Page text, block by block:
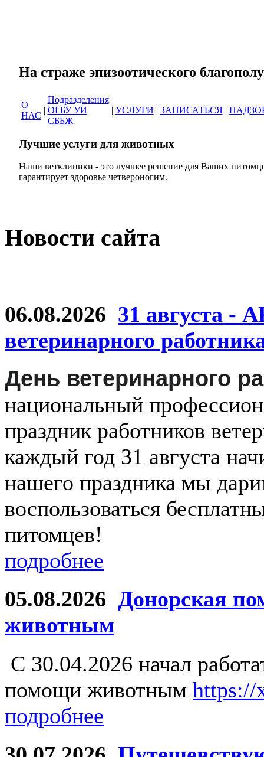
На страже
О
НАС
|
Подразделения
ОГБУ УИ
СББЖ
| УСЛУГИ | ЗАПИСАТЬСЯ |
Лучшие услуги для животных
Наши ветклиники - это лучшее решение для Ваших
гарантирует здоровье четвероногим.
Новости сайта
06.08.2026 31 августа -
ветеринарного
День ветеринарного
национальный
праздник работников
каждый год 31 августа
нашего праздника мы
воспользоваться
питомцев!
подробнее
05.08.2026 Донорская
животным
С 30.04.2026 начал
помощи животным https://
подробнее